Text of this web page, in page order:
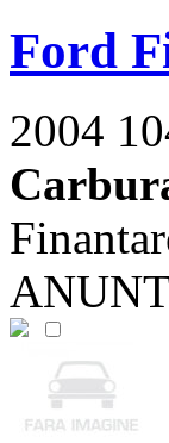
Ford
2004